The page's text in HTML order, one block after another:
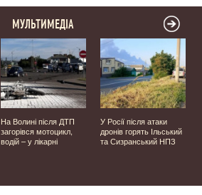
МУЛЬТИМЕДІА
На Волині після ДТП
загорівся мотоцикл,
водій – у лікарні
У Росії після атаки
дронів горять Ільський
та Сизранський НПЗ